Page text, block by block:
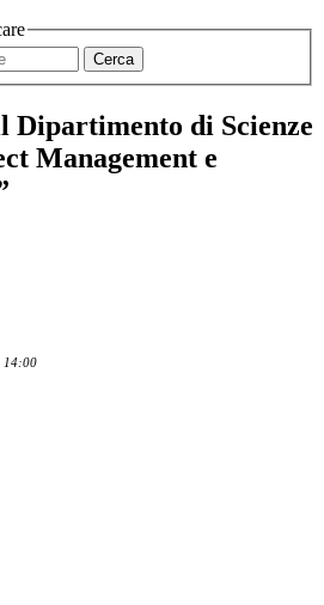
Cerca
Dipartimento di Scienze
Management e
14:00